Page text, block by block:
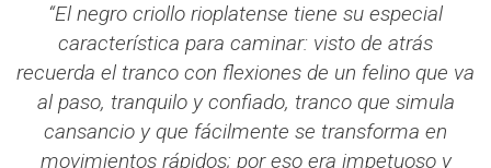
“El negro criollo rioplatense tiene su especial
característica para caminar: visto de atrás
recuerda el tranco con flexiones de un felino que va
al paso, tranquilo y confiado, tranco que simula
cansancio y que fácilmente se transforma en
movimientos rápidos; por eso era impetuoso y